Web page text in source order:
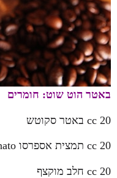
באטר הוט שוט: חומרים
20 cc באטר סקוטש
20 cc תמצית אספרסו Decaffeinato של לוואצה
20 cc חלב מוקצף